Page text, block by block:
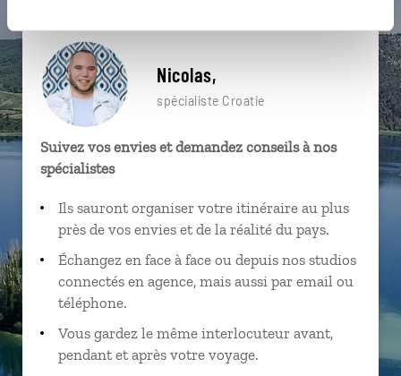
Nicolas,
spécialiste Croatie
Suivez vos envies et demandez conseils à nos
spécialistes
Ils sauront organiser votre itinéraire au plus
près de vos envies et de la réalité du pays.
Échangez en face à face ou depuis nos studios
connectés en agence, mais aussi par email ou
téléphone.
Vous gardez le même interlocuteur avant,
pendant et après votre voyage.